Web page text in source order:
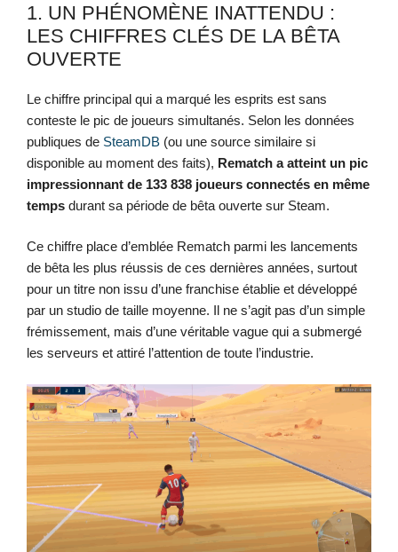
1. UN PHÉNOMÈNE INATTENDU :
LES CHIFFRES CLÉS DE LA BÊTA
OUVERTE
Le chiffre principal qui a marqué les esprits est sans
conteste le pic de joueurs simultanés. Selon les données
publiques de SteamDB (ou une source similaire si
disponible au moment des faits), Rematch a atteint un pic
impressionnant de 133 838 joueurs connectés en même
temps durant sa période de bêta ouverte sur Steam.
Ce chiffre place d’emblée Rematch parmi les lancements
de bêta les plus réussis de ces dernières années, surtout
pour un titre non issu d’une franchise établie et développé
par un studio de taille moyenne. Il ne s’agit pas d’un simple
frémissement, mais d’une véritable vague qui a submergé
les serveurs et attiré l’attention de toute l’industrie.